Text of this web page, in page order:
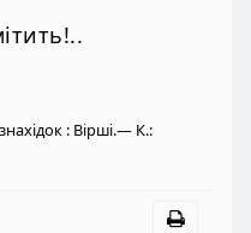
: Вірші.— К.: